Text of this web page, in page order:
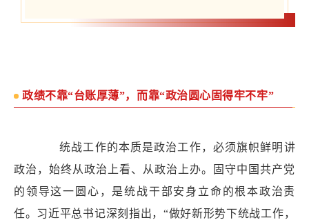
政绩不靠“台账厚薄”，而靠“政治圆心固得牢不牢”
统战工作的本质是政治工作，必须旗帜鲜明讲
政治，始终从政治上看、从政治上办。固守中国共产党
的领导这一圆心，是统战干部安身立命的根本政治责
任。习近平总书记深刻指出，“做好新形势下统战工作，